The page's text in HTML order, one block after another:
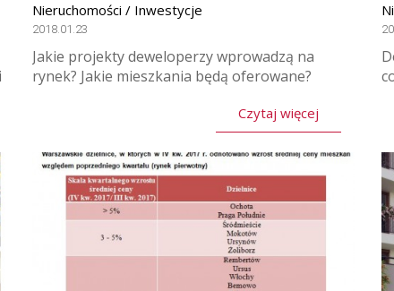
Nieruchomości / Inwestycje
2018.01.23
Jakie projekty deweloperzy wprowadzą na
rynek? Jakie mieszkania będą oferowane?
Czytaj więcej